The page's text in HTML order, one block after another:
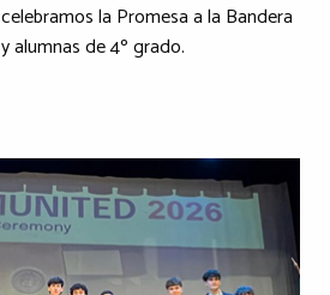
la Promesa a la Bandera
alumnas de 4º grado.